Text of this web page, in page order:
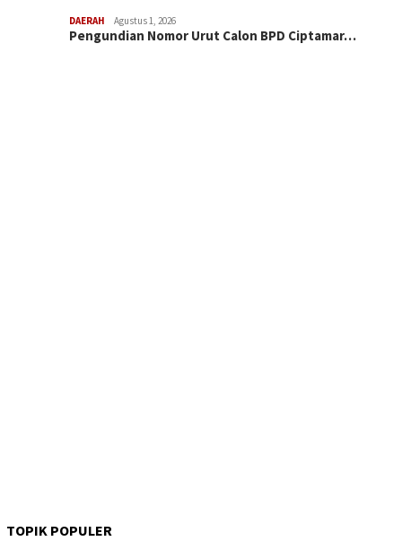
DAERAH Agustus 1, 2026
Pengundian Nomor Urut Calon BPD Ciptamar…
TOPIK POPULER